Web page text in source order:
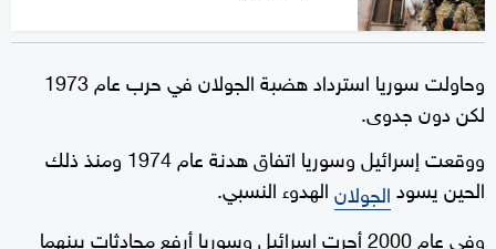
وحاولت سوريا استرداد هضبة الجولان في حرب عام 1973
لكن دون جدوى.
ووقعت إسرائيل وسوريا اتفاق هدنة عام 1974 ومنذ ذلك
الحين يسودالجولانالهدوء النسبي.
وفي عام 2000 أجرت إسرائيل وسوريا أرفع محادثات بينهما